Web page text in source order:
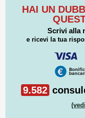
HAI UN
Scrivi alla
e ricevi la tua
9.582